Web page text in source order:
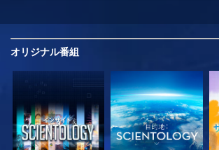
オリジナル番組